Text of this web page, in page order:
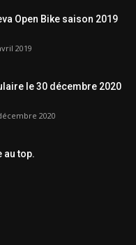
Open Bike saison 2019
2019
le 30 décembre 2020
2020
au top.